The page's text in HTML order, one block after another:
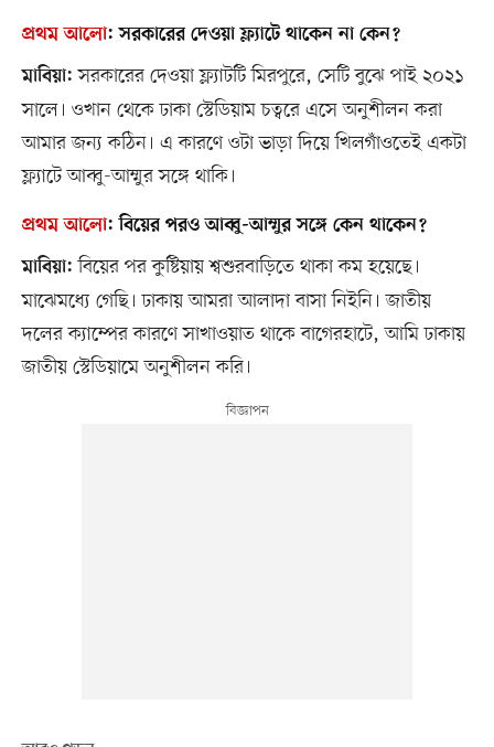
প্রথম আলো:সরকারের দেওয়া ফ্ল্যাটে থাকেন না কেন?
মাবিয়া: সরকারের দেওয়া ফ্ল্যাটটি মিরপুরে, সেটি বুঝে পাই ২০২১
সালে। ওখান থেকে ঢাকা স্টেডিয়াম চত্বরে এসে অনুশীলন করা
আমার জন্য কঠিন। এ কারণে ওটা ভাড়া দিয়ে খিলগাঁওতেই একটা
ফ্ল্যাটে আব্বু-আম্মুর সঙ্গে থাকি।
প্রথম আলো:বিয়ের পরও আব্বু-আম্মুর সঙ্গে কেন থাকেন?
মাবিয়া: বিয়ের পর কুষ্টিয়ায় শ্বশুরবাড়িতে থাকা কম হয়েছে।
মাঝেমধ্যে গেছি। ঢাকায় আমরা আলাদা বাসা নিইনি। জাতীয়
দলের ক্যাম্পের কারণে সাখাওয়াত থাকে বাগেরহাটে, আমি ঢাকায়
জাতীয় স্টেডিয়ামে অনুশীলন করি।